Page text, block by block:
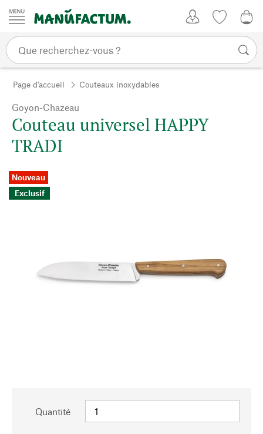
Passer au contenu
Page d'accueil Couteaux inoxydables
Goyon-Chazeau
Couteau universel HAPPY
TRADI
Nouveau
Exclusif
Quantité